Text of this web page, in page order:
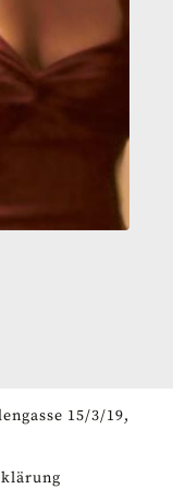
15/3/19,